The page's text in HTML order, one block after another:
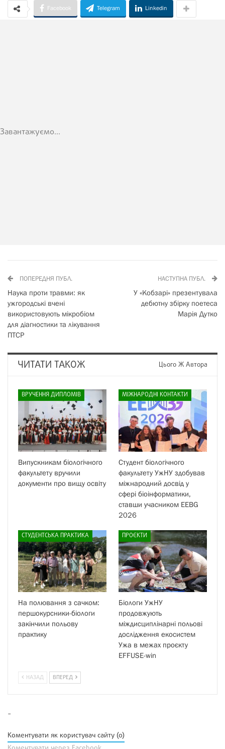
Facebook Telegram Linkedin
Завантажуємо...
ПОПЕРЕДНЯ ПУБЛ.
Наука проти травми: як
ужгородські вчені
використовують мікробіом
для діагностики та лікування
ПТСР
НАСТУПНА ПУБЛ.
У «Кобзарі» презентувала
дебютну збірку поетеса
Марія Дутко
ЧИТАТИ ТАКОЖ Цього Ж Автора
ВРУЧЕННЯ ДИПЛОМІВ
Випускникам біологічного
факультету вручили
документи про вищу освіту
МІЖНАРОДНІ КОНТАКТИ
Студент біологічного
факультету УжНУ здобував
міжнародний досвід у
сфері біоінформатики,
ставши учасником EEBG
2026
СТУДЕНТСЬКА ПРАКТИКА
На полювання з сачком:
першокурсники-біологи
закінчили польову
практику
ПРОЄКТИ
Біологи УжНУ
продовжують
міждисциплінарні польові
дослідження екосистем
Ужа в межах проєкту
EFFUSE-win
НАЗАД ВПЕРЕД
-
Коментувати як користувач сайту (0)